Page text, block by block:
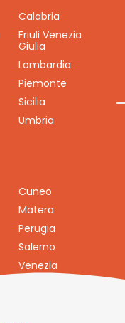
Calabria
Friuli Venezia
Giulia
Lombardia
Piemonte
Sicilia
Umbria
Cuneo
Matera
Perugia
Salerno
Venezia